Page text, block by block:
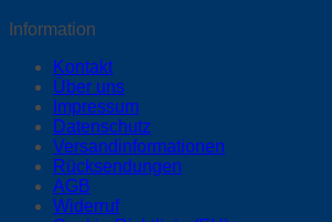
Information
Kontakt
Über uns
Impressum
Datenschutz
Versandinformationen
Rücksendungen
AGB
Widerruf